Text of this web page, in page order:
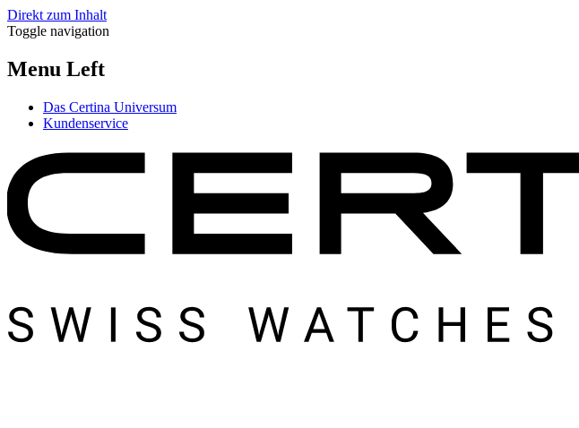
Direkt zum Inhalt
Toggle navigation
Menu Left
Das Certina Universum
Kundenservice